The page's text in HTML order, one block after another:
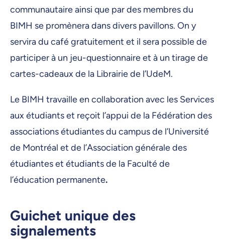
communautaire ainsi que par des membres du
BIMH se promènera dans divers pavillons. On y
servira du café gratuitement et il sera possible de
participer à un jeu-questionnaire et à un tirage de
cartes-cadeaux de la Librairie de l’UdeM.
Le BIMH travaille en collaboration avec les Services
aux étudiants et reçoit l’appui de la Fédération des
associations étudiantes du campus de l’Université
de Montréal et de l’Association générale des
étudiantes et étudiants de la Faculté de
l’éducation permanente.
Guichet unique des
signalements